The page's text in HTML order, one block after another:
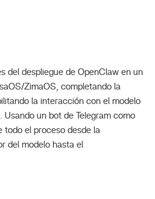
del despliegue de OpenClaw en un
ZimaOS, completando la
la interacción con el modelo
Usando un bot de Telegram como
todo el proceso desde la
del modelo hasta el